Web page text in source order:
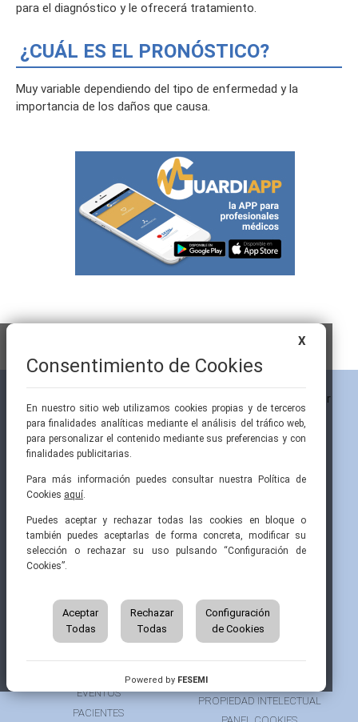
para el diagnóstico y le ofrecerá tratamiento.
¿CUÁL ES EL PRONÓSTICO?
Muy variable dependiendo del tipo de enfermedad y la
importancia de los daños que causa.
Pintor Ribera, 3
28016 Madrid
91 519 70 80
91 519 70 81
semi@fesemi.org
femi@fesemi.org
ÁREA DE SOCIO
GRUPOS DE TRABAJO
EVENTOS
PACIENTES
AVISO LEGAL
AVISO PARA PACIENTES
FINANCIACIÓN
POLÍTICA DE COOKIES
PROPIEDAD INTELECTUAL
X
Consentimiento de Cookies
En nuestro sitio web utilizamos cookies propias y de terceros
para finalidades analíticas mediante el análisis del tráfico web,
para personalizar el contenido mediante sus preferencias y con
finalidades publicitarias.
Para más información puedes consultar nuestra Política de
Cookies aquí.
Puedes aceptar y rechazar todas las cookies en bloque o
también puedes aceptarlas de forma concreta, modificar su
selección o rechazar su uso pulsando “Configuración de
Cookies”.
Aceptar
Todas
Rechazar
Todas
Configuración
de Cookies
Powered by FESEMI